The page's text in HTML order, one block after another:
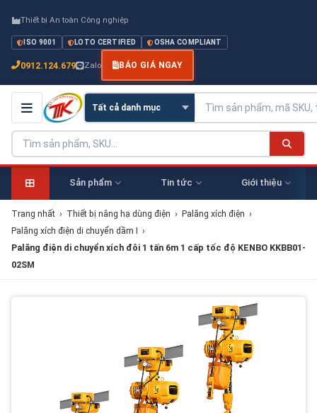
Thiết bị An toàn Công nghiệp
ISO 9001 LOTO CERTIFIED OSHA COMPLIANT
0912.124.679 Zalo BÁO GIÁ NGAY
Sản phẩm Tin tức Giới thiệu
Trang nhất › Thiết bị nâng hạ dùng điện › Palăng xích điện ›
Palăng xích điện di chuyển dầm I ›
Palăng điện di chuyển xích đôi 1 tấn 6m 1 cấp tốc độ KENBO KKBB01-
02SM